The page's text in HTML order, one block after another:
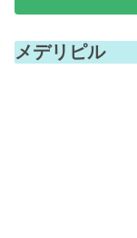
メデリピル